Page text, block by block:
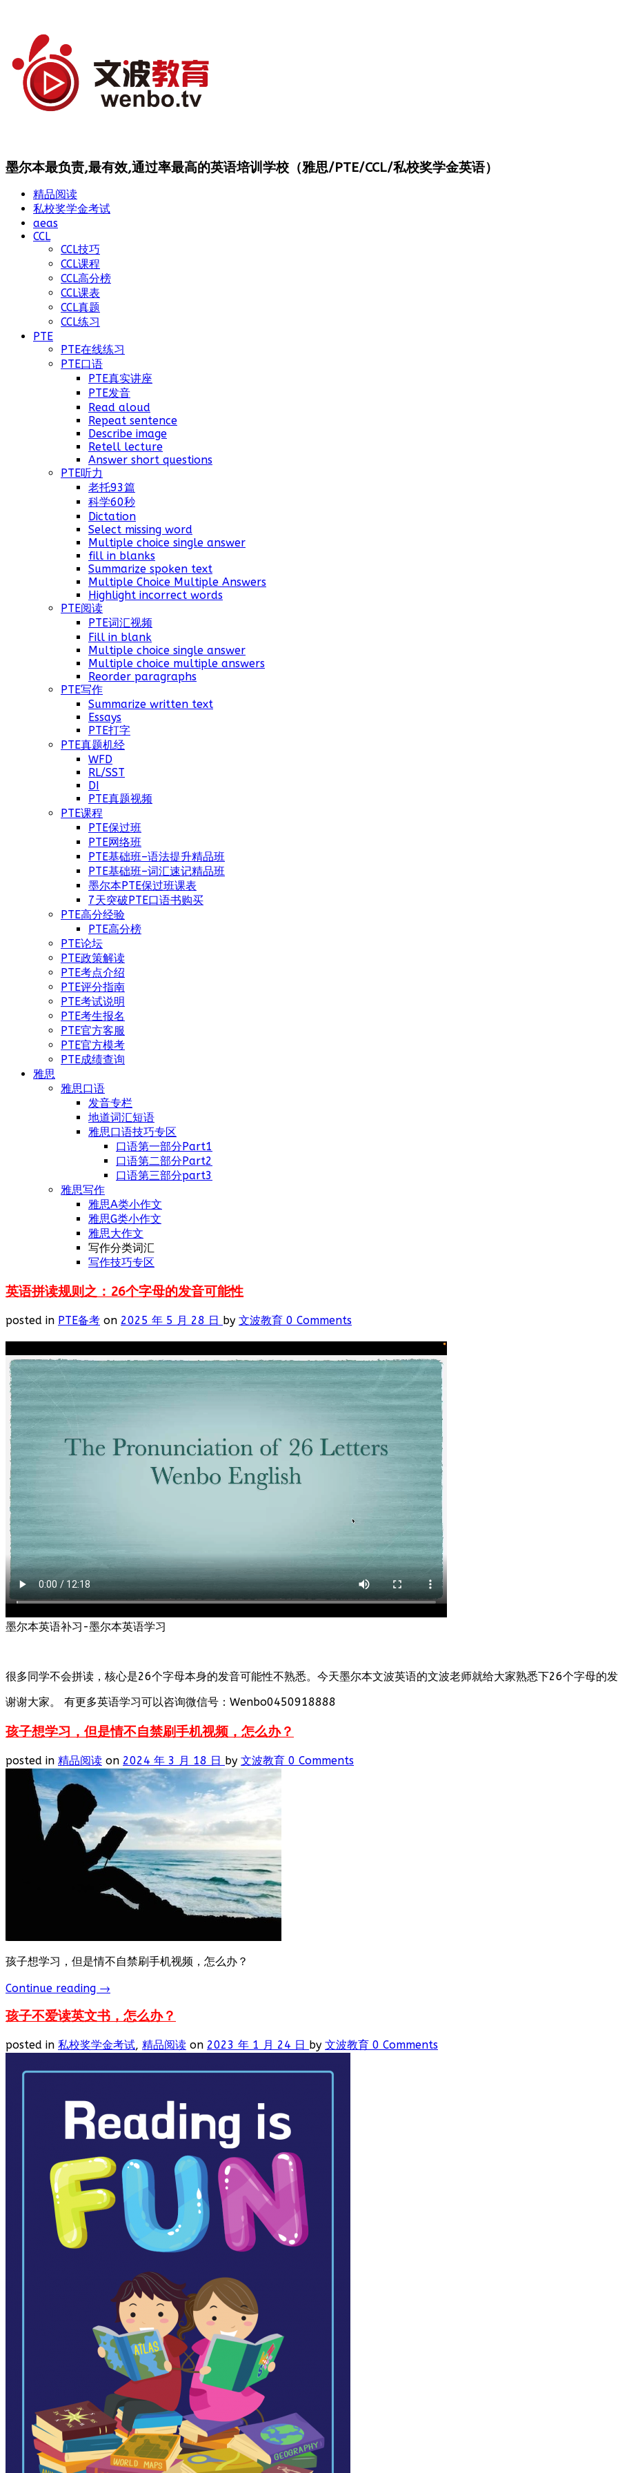
墨尔本最负责,最有效,通过率最高的英语培训学校（雅思/PTE/CCL/私校奖学金英语）
精品阅读
私校奖学金考试
aeas
CCL
CCL技巧
CCL课程
CCL高分榜
CCL课表
CCL真题
CCL练习
PTE
PTE在线练习
PTE口语
PTE真实讲座
PTE发音
Read aloud
Repeat sentence
Describe image
Retell lecture
Answer short questions
PTE听力
老托93篇
科学60秒
Dictation
Select missing word
Multiple choice single answer
fill in blanks
Summarize spoken text
Multiple Choice Multiple Answers
Highlight incorrect words
PTE阅读
PTE词汇视频
Fill in blank
Multiple choice single answer
Multiple choice multiple answers
Reorder paragraphs
PTE写作
Summarize written text
Essays
PTE打字
PTE真题机经
WFD
RL/SST
DI
PTE真题视频
PTE课程
PTE保过班
PTE网络班
PTE基础班–语法提升精品班
PTE基础班–词汇速记精品班
墨尔本PTE保过班课表
7天突破PTE口语书购买
PTE高分经验
PTE高分榜
PTE论坛
PTE政策解读
PTE考点介绍
PTE评分指南
PTE考试说明
PTE考生报名
PTE官方客服
PTE官方模考
PTE成绩查询
雅思
雅思口语
发音专栏
地道词汇短语
雅思口语技巧专区
口语第一部分Part1
口语第二部分Part2
口语第三部分part3
雅思写作
雅思A类小作文
雅思G类小作文
雅思大作文
写作分类词汇
写作技巧专区
英语拼读规则之：26个字母的发音可能性
posted in PTE备考 on 2025 年 5 月 28 日 by 文波教育 0 Comments
墨尔本英语补习-墨尔本英语学习
很多同学不会拼读，核心是26个字母本身的发音可能性不熟悉。今天墨尔本文波英语的文波老师就给大家熟悉下26个字母的发
谢谢大家。 有更多英语学习可以咨询微信号：Wenbo0450918888
孩子想学习，但是情不自禁刷手机视频，怎么办？
posted in 精品阅读 on 2024 年 3 月 18 日 by 文波教育 0 Comments
孩子想学习，但是情不自禁刷手机视频，怎么办？
Continue reading →
孩子不爱读英文书，怎么办？
posted in 私校奖学金考试, 精品阅读 on 2023 年 1 月 24 日 by 文波教育 0 Comments